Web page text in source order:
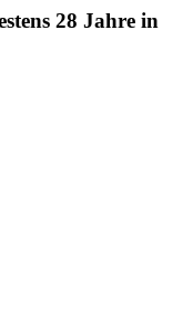
28 Jahre in